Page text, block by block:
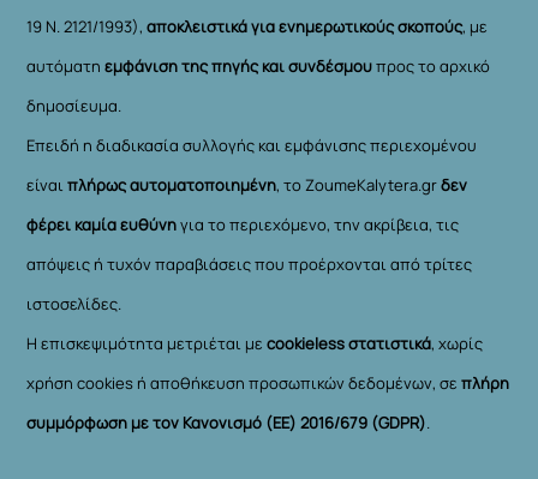
19 Ν. 2121/1993), αποκλειστικά για ενημερωτικούς σκοπούς, με
αυτόματηεμφάνιση της πηγής και συνδέσμουπρος το αρχικό
δημοσίευμα.
Επειδή η διαδικασία συλλογής και εμφάνισης περιεχομένου
είναιπλήρως αυτοματοποιημένη, το ZoumeKalytera.grδεν
φέρει καμία ευθύνηγια το περιεχόμενο, την ακρίβεια, τις
απόψεις ή τυχόν παραβιάσεις που προέρχονται από τρίτες
ιστοσελίδες.
Η επισκεψιμότητα μετριέται μεcookieless στατιστικά, χωρίς
χρήση cookies ή αποθήκευση προσωπικών δεδομένων, σεπλήρη
συμμόρφωση με τον Κανονισμό (ΕΕ) 2016/679 (GDPR).